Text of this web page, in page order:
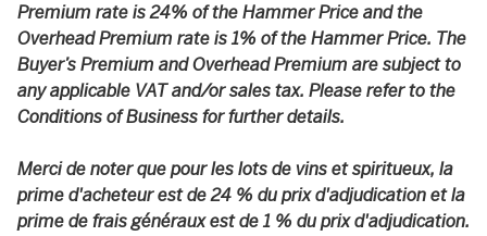
Premium rate is 24% of the Hammer Price and the
Overhead Premium rate is 1% of the Hammer Price. The
Buyer’s Premium and Overhead Premium are subject to
any applicable VAT and/or sales tax. Please refer to the
Conditions of Business for further details.
Merci de noter que pour les lots de vins et spiritueux, la
prime d'acheteur est de 24 % du prix d'adjudication et la
prime de frais généraux est de 1 % du prix d'adjudication.